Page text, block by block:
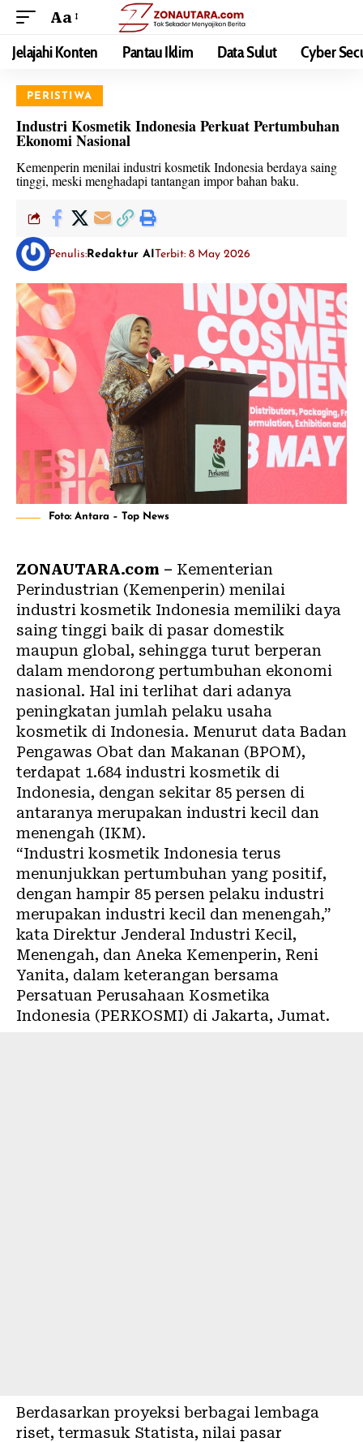
Aa
Jelajahi Konten Pantau Iklim Data Sulut Cyber
PERISTIWA
Industri Kosmetik Indonesia Perkuat Pertumbuhan
Ekonomi Nasional
Kemenperin menilai industri kosmetik Indonesia berdaya saing
tinggi, meski menghadapi tantangan impor bahan baku.
Penulis: Redaktur AITerbit: 8 May 2026
Foto: Antara – Top News
ZONAUTARA.com – Kementerian
Perindustrian (Kemenperin) menilai
industri kosmetik Indonesia memiliki daya
saing tinggi baik di pasar domestik
maupun global, sehingga turut berperan
dalam mendorong pertumbuhan ekonomi
nasional. Hal ini terlihat dari adanya
peningkatan jumlah pelaku usaha
kosmetik di Indonesia. Menurut data Badan
Pengawas Obat dan Makanan (BPOM),
terdapat 1.684 industri kosmetik di
Indonesia, dengan sekitar 85 persen di
antaranya merupakan industri kecil dan
menengah (IKM).
“Industri kosmetik Indonesia terus
menunjukkan pertumbuhan yang positif,
dengan hampir 85 persen pelaku industri
merupakan industri kecil dan menengah,”
kata Direktur Jenderal Industri Kecil,
Menengah, dan Aneka Kemenperin, Reni
Yanita, dalam keterangan bersama
Persatuan Perusahaan Kosmetika
Indonesia (PERKOSMI) di Jakarta, Jumat.
Berdasarkan proyeksi berbagai lembaga
riset, termasuk Statista, nilai pasar